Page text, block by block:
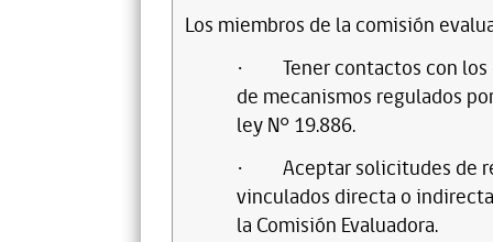
Los miembros de la comisión
·
Tener contactos con
de mecanismos regulados
ley N° 19.886.
·
Aceptar solicitudes de
vinculados directa o
la Comisión Evaluadora.